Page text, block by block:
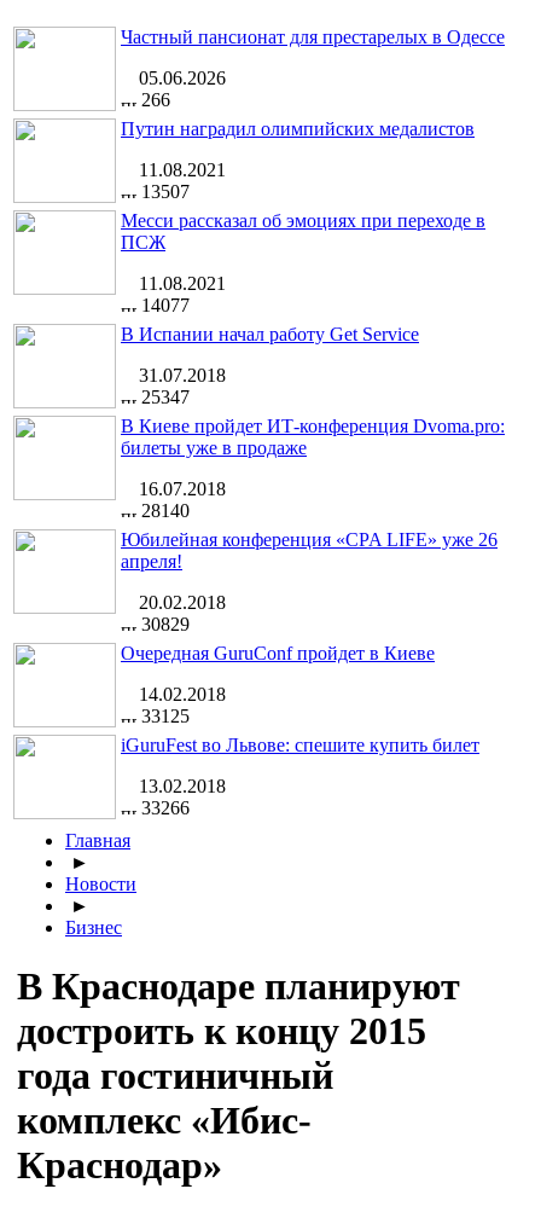
Частный пансионат для престарелых в Одессе
05.06.2026
266
Путин наградил олимпийских медалистов
11.08.2021
13507
Месси рассказал об эмоциях при переходе в
ПСЖ
11.08.2021
14077
В Испании начал работу Get Service
31.07.2018
25347
В Киеве пройдет ИТ-конференция Dvoma.pro:
билеты уже в продаже
16.07.2018
28140
Юбилейная конференция «CPA LIFE» уже 26
апреля!
20.02.2018
30829
Очередная GuruConf пройдет в Киеве
14.02.2018
33125
iGuruFest во Львове: спешите купить билет
13.02.2018
33266
Главная
►
Новости
►
Бизнес
В Краснодаре планируют
достроить к концу 2015
года гостиничный
комплекс «Ибис-
Краснодар»